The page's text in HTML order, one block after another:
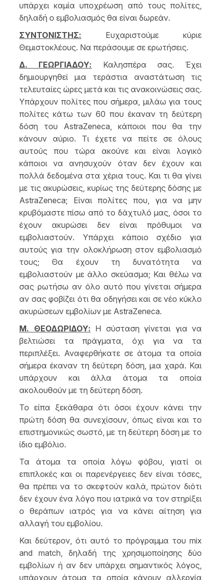
υπάρχει καμία υποχρέωση από τους πολίτες,
δηλαδή ο εμβολιασμός θα είναι δωρεάν.
ΣΥΝΤΟΝΙΣΤΗΣ: Ευχαριστούμε κύριε
Θεμιστοκλέους. Να περάσουμε σε ερωτήσεις.
Δ. ΓΕΩΡΓΙΑΔΟΥ: Καλησπέρα σας. Έχει
δημιουργηθεί μια τεράστια αναστάτωση τις
τελευταίες ώρες μετά και τις ανακοινώσεις σας.
Υπάρχουν πολίτες που σήμερα, μιλάω για τους
πολίτες κάτω των 60 που έκαναν τη δεύτερη
δόση του AstraZeneca, κάποιοι που θα την
κάνουν αύριο. Τι έχετε να πείτε σε όλους
αυτούς που τώρα ακούνε και είναι λογικό
κάποιοι να ανησυχούν όταν δεν έχουν και
πολλά δεδομένα στα χέρια τους. Και τι θα γίνει
με τις ακυρώσεις, κυρίως της δεύτερης δόσης με
AstraZeneca; Είναι πολίτες που, για να μην
κρυβόμαστε πίσω από το δάχτυλό μας, όσοι το
έχουν ακυρώσει δεν είναι πρόθυμοι να
εμβολιαστούν. Υπάρχει κάποιο σχέδιο για
αυτούς για την ολοκλήρωση στον εμβολιασμό
τους; Θα έχουν τη δυνατότητα να
εμβολιαστούν με άλλο σκεύασμα; Και θέλω να
σας ρωτήσω αν όλο αυτό που γίνεται σήμερα
αν σας φοβίζει ότι θα οδηγήσει και σε νέο κύκλο
ακυρώσεων εμβολίων με AstraZeneca.
Μ. ΘΕΟΔΩΡΙΔΟΥ: Η σύσταση γίνεται για να
βελτιώσει τα πράγματα, όχι για να τα
περιπλέξει. Αναφερθήκατε σε άτομα τα οποία
σήμερα έκαναν τη δεύτερη δόση, μια χαρά. Και
υπάρχουν και άλλα άτομα τα οποία
ακολουθούν με τη δεύτερη δόση.
Το είπα ξεκάθαρα ότι όσοι έχουν κάνει την
πρώτη δόση θα συνεχίσουν, όπως είναι και το
επιστημονικώς σωστό, με τη δεύτερη δόση με το
ίδιο εμβόλιο.
Τα άτομα τα οποία λόγω φόβου, γιατί οι
επιπλοκές και οι παρενέργειες δεν είναι τόσες,
θα πρέπει να το σκεφτούν καλά, πρώτον διότι
δεν έχουν ένα λόγο που ιατρικά να τον στηρίξει
ο θεράπων ιατρός για να κάνει αίτηση για
αλλαγή του εμβολίου.
Και δεύτερον, ότι αυτό το πρόγραμμα του mix
and match, δηλαδή της χρησιμοποίησης δύο
εμβολίων ή αν δεν υπάρχει σημαντικός λόγος,
υπάρχουν άτομα τα οποία κάνουν αλλεργία